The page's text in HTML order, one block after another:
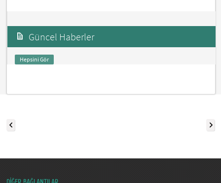
Güncel Haberler
Hepsini Gör